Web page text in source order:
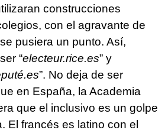
construcciones
con el agravante de
pusiera un punto. Así,
“electeur.rice.es” y
”. No deja de ser
en España, la Academia
que el inclusivo es un golpe
El francés es latino con el